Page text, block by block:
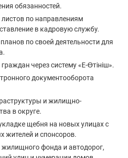
обязанностей.
по направлениям
в кадровую службу.
по своей деятельности для
через систему «Е-Өтініш».
документооборота
и жилищно-
в округе.
щебня на новых улицах с
жителей и спонсоров.
фонда и автодорог,